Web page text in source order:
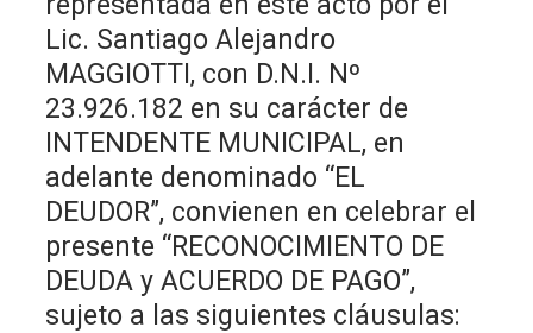
Lic. Santiago Alejandro
MAGGIOTTI, con D.N.I. Nº
23.926.182 en su carácter de
INTENDENTE MUNICIPAL, en
adelante denominado “EL
DEUDOR”, convienen en celebrar el
presente “RECONOCIMIENTO DE
DEUDA y ACUERDO DE PAGO”,
sujeto a las siguientes cláusulas: